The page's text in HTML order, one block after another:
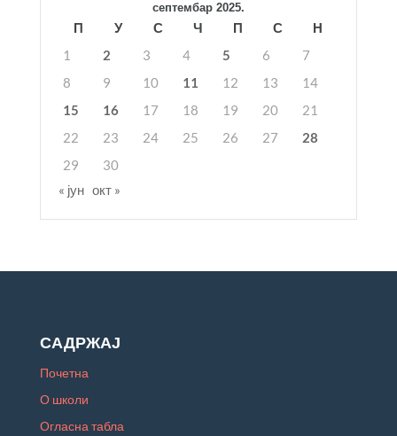
септембар 2025.
П У С Ч П С
Н
1
2 3 4 5 6
7
8
9 10 11 12 13
14
15
16 17 18 19 20
21
22
23 24 25 26 27
28
29
30
« јун окт »
САДРЖАЈ
Почетна
О школи
Огласна табла